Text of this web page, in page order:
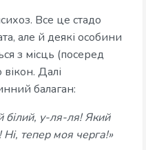
Все це стадо
але й деякі особини
з місць (посеред
Далі
балаган:
білий, у-ля-ля! Який
тепер моя черга!»